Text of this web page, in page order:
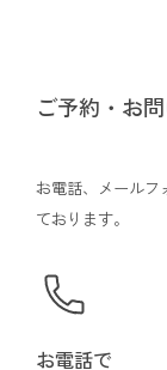
ご予約・お
お電話、メールフ
ております。
お電話で